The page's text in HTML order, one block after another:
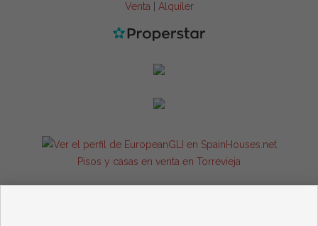
Venta Alquiler
Pisos y casas en venta en Torrevieja